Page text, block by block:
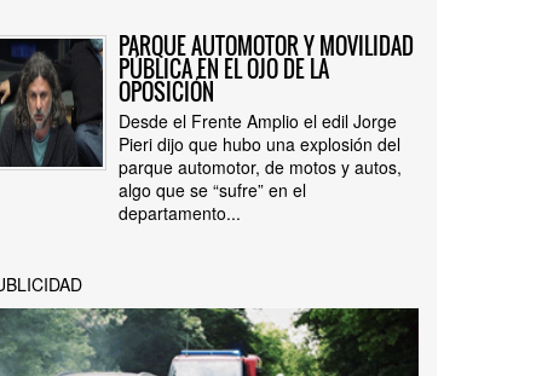
PARQUE AUTOMOTOR Y MOVILIDAD
PÚBLICA EN EL OJO DE LA
OPOSICIÓN
Desde el Frente Amplio el edil Jorge
Pieri dijo que hubo una explosión del
parque automotor, de motos y autos,
algo que se “sufre” en el
departamento...